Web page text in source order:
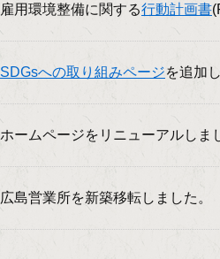
雇用環境整備に関する行動計画書
SDGsへの取り組みページを追加
ホームページをリニューアルしま
広島営業所を新築移転しました。